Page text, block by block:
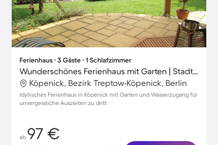
Ferienhaus ∙ 3 Gäste ∙ 1 Schlafzimmer
Wunderschönes Ferienhaus mit Garten | Stadtblick
Köpenick, Bezirk Treptow-Köpenick, Berlin
Idyllisches Ferienhaus in Köpenick mit Garten und Wasserzugang für
unvergessliche Auszeiten zu dritt
ab 97 €